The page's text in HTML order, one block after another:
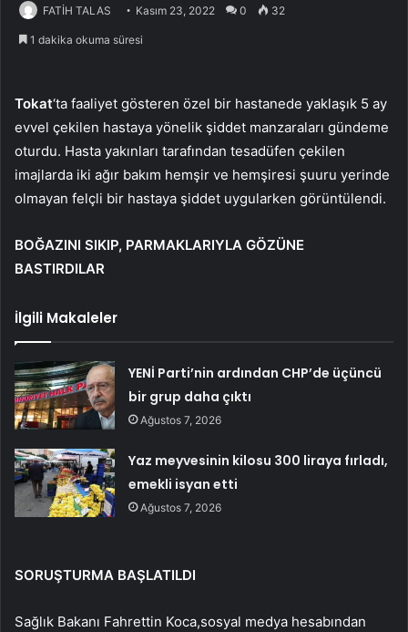
FATİH TALAS Kasım 23, 2022 0 32
1 dakika okuma süresi
Tokat‘ta faaliyet gösteren özel bir hastanede yaklaşık 5 ay
evvel çekilen hastaya yönelik şiddet manzaraları gündeme
oturdu. Hasta yakınları tarafından tesadüfen çekilen
imajlarda iki ağır bakım hemşir ve hemşiresi şuuru yerinde
olmayan felçli bir hastaya şiddet uygularken görüntülendi.
BOĞAZINI SIKIP, PARMAKLARIYLA GÖZÜNE
BASTIRDILAR
İlgili Makaleler
YENİ Parti’nin ardından CHP’de üçüncü
bir grup daha çıktı
Ağustos 7, 2026
Yaz meyvesinin kilosu 300 liraya fırladı,
emekli isyan etti
Ağustos 7, 2026
SORUŞTURMA BAŞLATILDI
Sağlık Bakanı Fahrettin Koca,sosyal medya hesabından